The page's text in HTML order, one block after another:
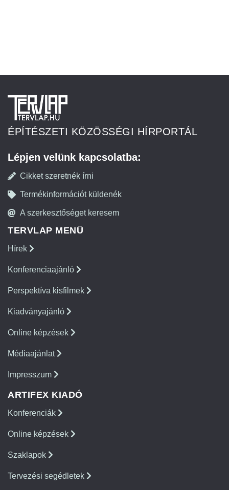
ÉPÍTÉSZETI KÖZÖSSÉGI HÍRPORTÁL
Lépjen velünk kapcsolatba:
Cikket szeretnék írni
Termékinformációt küldenék
A szerkesztőséget keresem
TERVLAP MENÜ
Hírek
Konferenciaajánló
Perspektíva kisfilmek
Kiadványajánló
Online képzések
Médiaajánlat
Impresszum
ARTIFEX KIADÓ
Konferenciák
Online képzések
Szaklapok
Tervezési segédletek